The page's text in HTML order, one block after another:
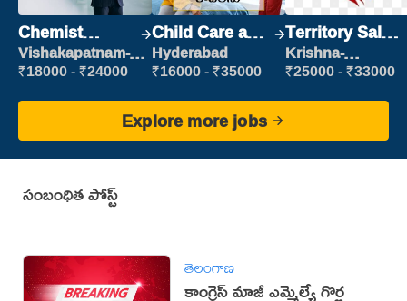
Chemist
Production
Executive
Vishakapatnam-
new
₹18000 - ₹24000
Child Care and
Patient care
Hyderabad
₹16000 - ₹35000
Territory Sales
Manager
Krishna-
vijayawada
₹25000 - ₹33000
Explore more jobs
సంబంధిత పోస్ట్
తెలంగాణ
కాంగ్రెస్ మాజీ ఎమ్మెల్యే గొర్ల